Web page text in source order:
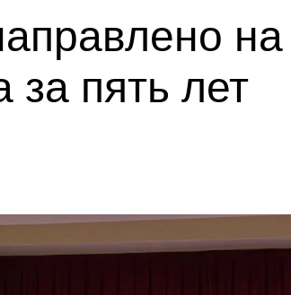
на
за пять лет